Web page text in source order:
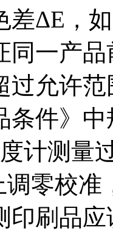
差ΔE，
同一产
过允许
条件》
计测量
零校准
印刷品